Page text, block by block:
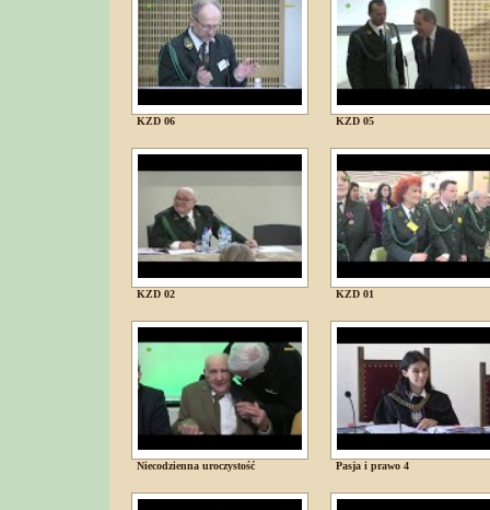
KZD 06 KZD 05
KZD 02 KZD 01
Niecodzienna uroczystość Pasja i prawo 4